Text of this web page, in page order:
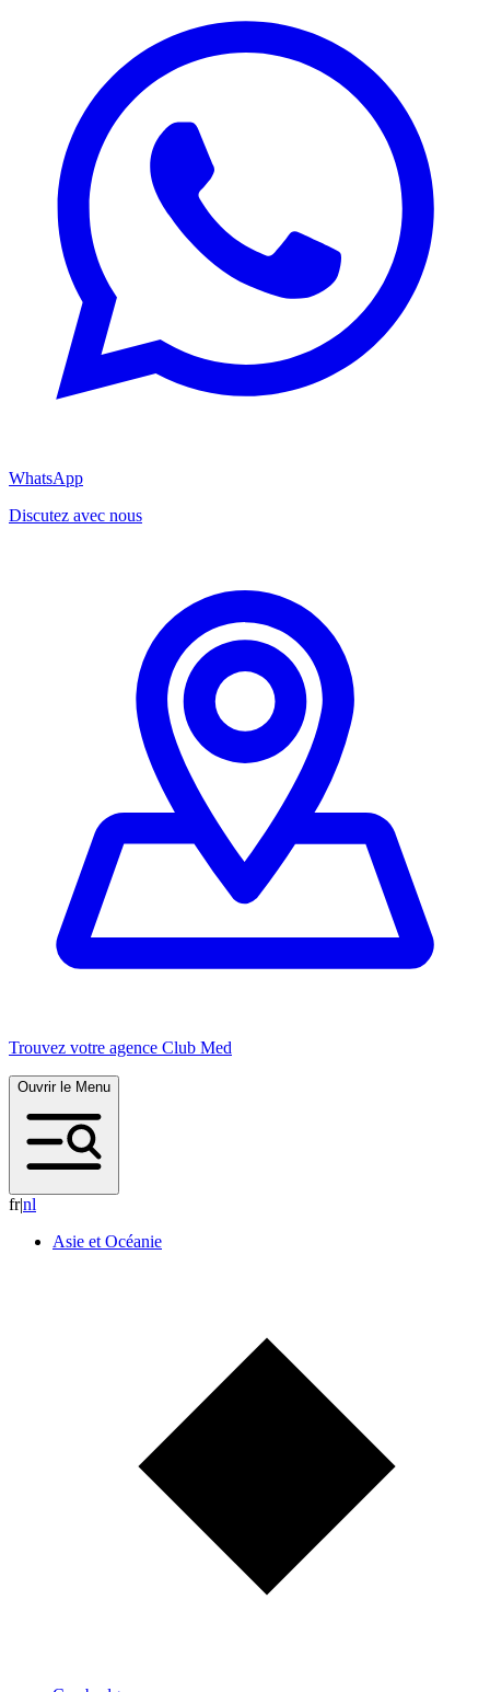
WhatsApp
Discutez avec nous
Trouvez votre agence Club Med
Ouvrir le Menu
fr|nl
Asie et Océanie